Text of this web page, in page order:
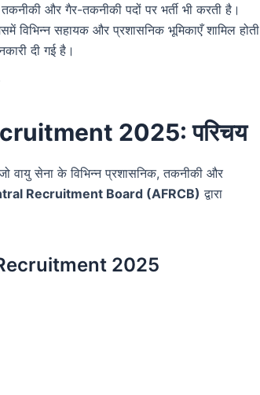
और गैर-तकनीकी पदों पर भर्ती भी करती है।
विभिन्न सहायक और प्रशासनिक भूमिकाएँ शामिल होती
दी गई है।
2025: परिचय
जो वायु सेना के विभिन्न प्रशासनिक, तकनीकी और
Recruitment Board (AFRCB) द्वारा
2025